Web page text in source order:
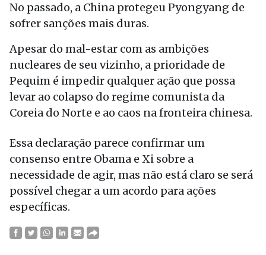
No passado, a China protegeu Pyongyang de
sofrer sanções mais duras.
Apesar do mal-estar com as ambições
nucleares de seu vizinho, a prioridade de
Pequim é impedir qualquer ação que possa
levar ao colapso do regime comunista da
Coreia do Norte e ao caos na fronteira chinesa.
Essa declaração parece confirmar um
consenso entre Obama e Xi sobre a
necessidade de agir, mas não está claro se será
possível chegar a um acordo para ações
específicas.